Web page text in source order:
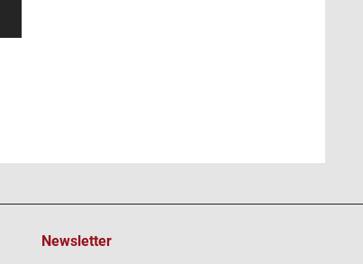
Newsletter